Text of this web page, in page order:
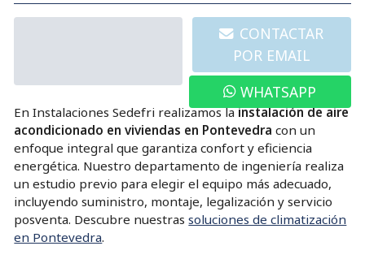
986 064 813
CONTACTAR
POR EMAIL
WHATSAPP
En Instalaciones Sedefri realizamos lainstalación de aire
acondicionado en viviendas en Pontevedra con un
enfoque integral que garantiza confort y eficiencia
energética. Nuestro departamento de ingeniería realiza
un estudio previo para elegir el equipo más adecuado,
incluyendo suministro, montaje, legalización y servicio
posventa. Descubre nuestrassoluciones de climatización
en Pontevedra.